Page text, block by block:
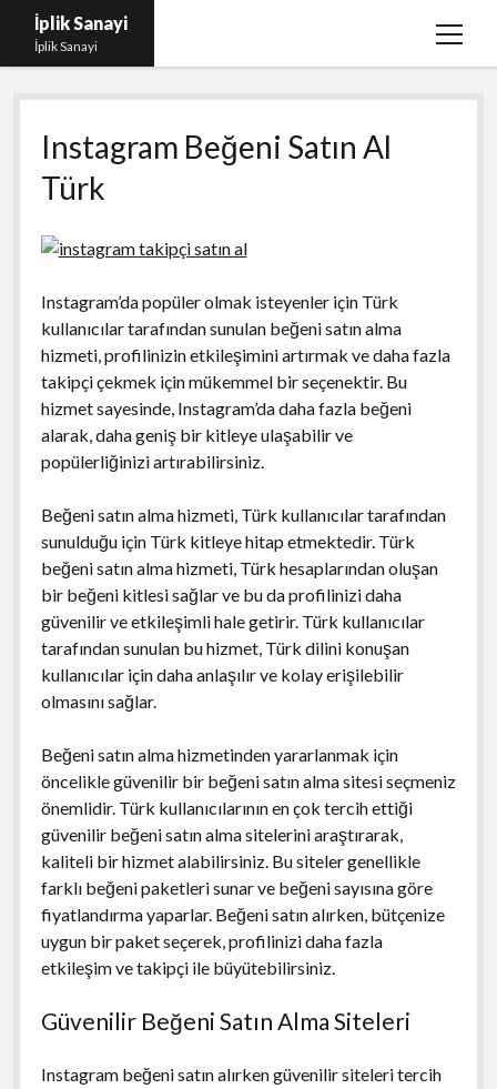
İplik Sanayi
İplik Sanayi
menüyü
Facebook Beğeni Arttırma Bedava
Igtv Yorum Çoğaltma Şifresiz
Instagram Beğeni Satın Al Türk
Sayfa Listesi
Instagram Beğeni Satın Al
Türk
Instagram’da popüler olmak isteyenler için Türk
kullanıcılar tarafından sunulan beğeni satın alma
hizmeti, profilinizin etkileşimini artırmak ve daha fazla
takipçi çekmek için mükemmel bir seçenektir. Bu
hizmet sayesinde, Instagram’da daha fazla beğeni
alarak, daha geniş bir kitleye ulaşabilir ve
popülerliğinizi artırabilirsiniz.
Beğeni satın alma hizmeti, Türk kullanıcılar tarafından
sunulduğu için Türk kitleye hitap etmektedir. Türk
beğeni satın alma hizmeti, Türk hesaplarından oluşan
bir beğeni kitlesi sağlar ve bu da profilinizi daha
güvenilir ve etkileşimli hale getirir. Türk kullanıcılar
tarafından sunulan bu hizmet, Türk dilini konuşan
kullanıcılar için daha anlaşılır ve kolay erişilebilir
olmasını sağlar.
Beğeni satın alma hizmetinden yararlanmak için
öncelikle güvenilir bir beğeni satın alma sitesi seçmeniz
önemlidir. Türk kullanıcılarının en çok tercih ettiği
güvenilir beğeni satın alma sitelerini araştırarak,
kaliteli bir hizmet alabilirsiniz. Bu siteler genellikle
farklı beğeni paketleri sunar ve beğeni sayısına göre
fiyatlandırma yaparlar. Beğeni satın alırken, bütçenize
uygun bir paket seçerek, profilinizi daha fazla
etkileşim ve takipçi ile büyütebilirsiniz.
Güvenilir Beğeni Satın Alma Siteleri
Instagram beğeni satın alırken güvenilir siteleri tercih